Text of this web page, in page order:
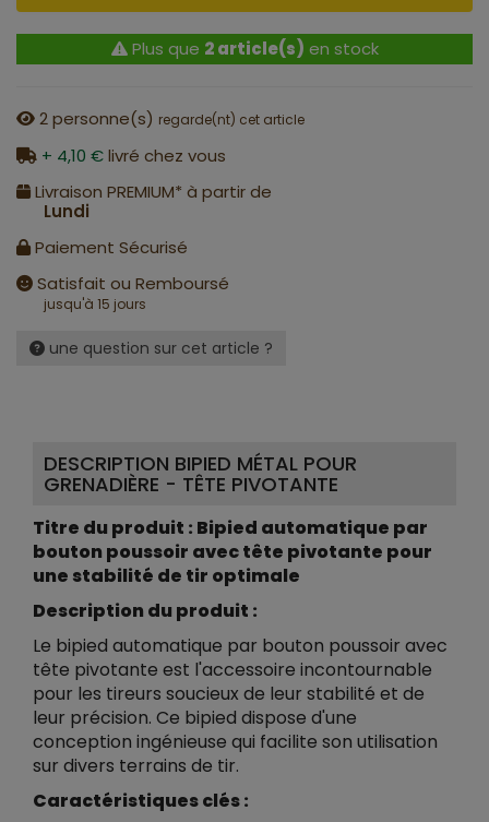
Plus que 2 article(s) en stock
2personne(s) regarde(nt) cet article
+ 4,10 €livré chez vous
Livraison PREMIUM* à partir de
Lundi
Paiement Sécurisé
Satisfait ou Remboursé
jusqu'à 15 jours
une question sur cet article ?
DESCRIPTION BIPIED MÉTAL POUR
GRENADIÈRE - TÊTE PIVOTANTE
Titre du produit : Bipied automatique par
bouton poussoir avec tête pivotante pour
une stabilité de tir optimale
Description du produit :
Le bipied automatique par bouton poussoir avec
tête pivotante est l'accessoire incontournable
pour les tireurs soucieux de leur stabilité et de
leur précision. Ce bipied dispose d'une
conception ingénieuse qui facilite son utilisation
sur divers terrains de tir.
Caractéristiques clés :